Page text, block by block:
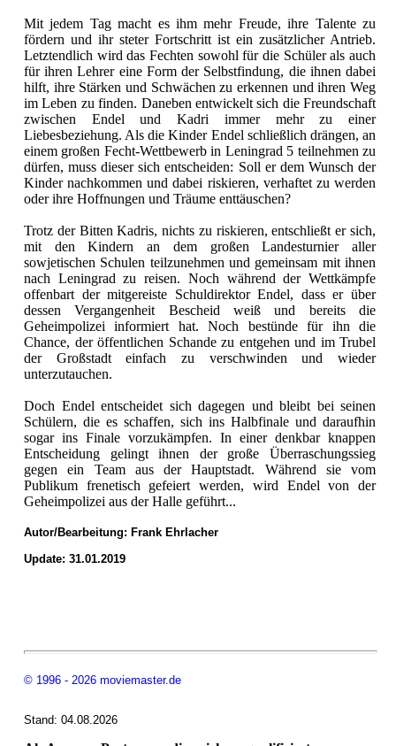
Mit jedem Tag macht es ihm mehr Freude, ihre Talente zu
fördern und ihr steter Fortschritt ist ein zusätzlicher Antrieb.
Letztendlich wird das Fechten sowohl für die Schüler als auch
für ihren Lehrer eine Form der Selbstfindung, die ihnen dabei
hilft, ihre Stärken und Schwächen zu erkennen und ihren Weg
im Leben zu finden. Daneben entwickelt sich die Freundschaft
zwischen Endel und Kadri immer mehr zu einer
Liebesbeziehung. Als die Kinder Endel schließlich drängen, an
einem großen Fecht-Wettbewerb in Leningrad 5 teilnehmen zu
dürfen, muss dieser sich entscheiden: Soll er dem Wunsch der
Kinder nachkommen und dabei riskieren, verhaftet zu werden
oder ihre Hoffnungen und Träume enttäuschen?
Trotz der Bitten Kadris, nichts zu riskieren, entschließt er sich,
mit den Kindern an dem großen Landesturnier aller
sowjetischen Schulen teilzunehmen und gemeinsam mit ihnen
nach Leningrad zu reisen. Noch während der Wettkämpfe
offenbart der mitgereiste Schuldirektor Endel, dass er über
dessen Vergangenheit Bescheid weiß und bereits die
Geheimpolizei informiert hat. Noch bestünde für ihn die
Chance, der öffentlichen Schande zu entgehen und im Trubel
der Großstadt einfach zu verschwinden und wieder
unterzutauchen.
Doch Endel entscheidet sich dagegen und bleibt bei seinen
Schülern, die es schaffen, sich ins Halbfinale und daraufhin
sogar ins Finale vorzukämpfen. In einer denkbar knappen
Entscheidung gelingt ihnen der große Überraschungssieg
gegen ein Team aus der Hauptstadt. Während sie vom
Publikum frenetisch gefeiert werden, wird Endel von der
Geheimpolizei aus der Halle geführt...
Autor/Bearbeitung: Frank Ehrlacher
Update: 31.01.2019
© 1996 - 2026 moviemaster.de
Stand: 04.08.2026